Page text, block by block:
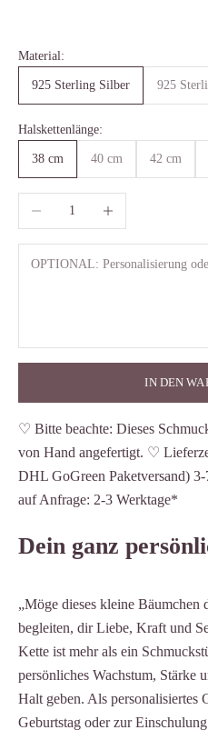
Material:
925 Sterling Silber 925
Halskettenlänge:
38 cm 40 cm 42 cm
Anzahl verringern
IN DEN
♡ Bitte beachte: Dieses
von Hand angefertigt. ♡
DHL GoGreen Paketversand)
auf Anfrage: 2-3 Werktage*
Dein ganz
„Möge dieses kleine Bäumchen
begleiten, dir Liebe, Kraft und
Kette ist mehr als ein
persönliches Wachstum, Stärke
Halt geben. Als personalisiertes
Geburtstag oder zur